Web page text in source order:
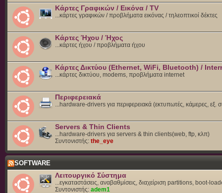
Κάρτες Γραφικών / Εικόνα / TV
...κάρτες γραφικών / προβλήματα εικόνας / τηλεοπτικοί δέκτες
Κάρτες Ήχου / Ήχος
...κάρτες ήχου / προβλήματα ήχου
Κάρτες Δικτύου (Ethernet, WiFi, Bluetooth) /
...κάρτες δικτύου, modems, προβλήματα internet
Περιφερειακά
...hardware-drivers για περιφερειακά (εκτυπωτές, κάμερες, εξ.
Servers & Thin Clients
...hardware-drivers για servers & thin clients(web, ftp, κλπ)
Συντονιστής: the_eye
SOFTWARE
Λειτουργικό Σύστημα
...εγκαταστάσεις, αναβαθμίσεις, διαχείριση partitions, boot-
Συντονιστής: adem1